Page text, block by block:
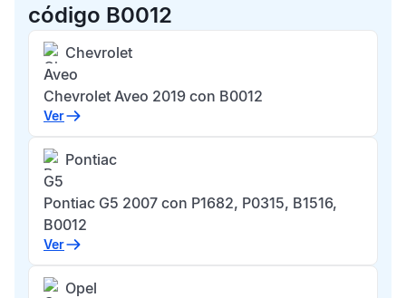
código B0012
Chevrolet
Aveo
Chevrolet Aveo 2019 con B0012
Ver
Pontiac
G5
Pontiac G5 2007 con P1682, P0315, B1516,
B0012
Ver
Opel